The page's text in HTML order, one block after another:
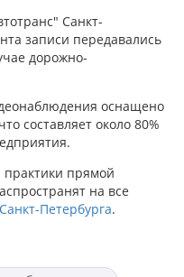
Санкт-
записи передавались
дорожно-
оснащено
составляет около 80%
прямой
на все
Петербурга.